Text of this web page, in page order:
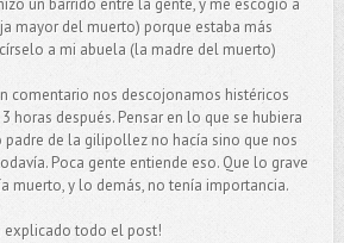
un barrido entre la gente, y me escogió a
mayor del muerto) porque estaba más
a mi abuela (la madre del muerto)
comentario nos descojonamos histéricos
horas después. Pensar en lo que se hubiera
padre de la gilipollez no hacía sino que nos
Poca gente entiende eso. Que lo grave
muerto, y lo demás, no tenía importancia.
explicado todo el post!